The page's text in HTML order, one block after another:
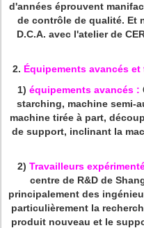
d'années éprouvent
de contrôle de qualité. Et
D.C.A. avec l'atelier de
2. Équipements avancés
1) équipements avancés :
starching, machine semi-
machine tirée à part,
de support, inclinant la
2) Travailleurs
centre de R&D de
principalement des
particulièrement la
produit nouveau et le